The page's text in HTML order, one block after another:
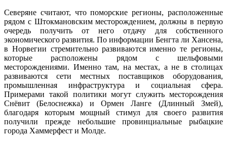
Северяне считают, что поморские регионы, расположенные
рядом с Штокмановским месторождением, должны в первую
очередь получить от него отдачу для собственного
экономического развития. По информации Бенгта ли Хансена,
в Норвегии стремительно развиваются именно те регионы,
которые расположены рядом с шельфовыми
месторождениями. Именно там, на местах, а не в столицах
развиваются сети местных поставщиков оборудования,
промышленная инфраструктура и социальная сфера.
Примерами такой политики могут служить месторождения
Снёвит (Белоснежка) и Ормен Ланге (Длинный Змей),
благодаря которым мощный стимул для своего развития
получили прежде небольшие провинциальные рыбацкие
города Хаммерфест и Молде.